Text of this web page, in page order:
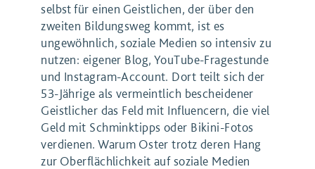
selbst für einen Geistlichen, der über den
zweiten Bildungsweg kommt, ist es
ungewöhnlich, soziale Medien so intensiv zu
nutzen: eigener Blog, YouTube-Fragestunde
und Instagram-Account. Dort teilt sich der
53-Jährige als vermeintlich bescheidener
Geistlicher das Feld mit Influencern, die viel
Geld mit Schminktipps oder Bikini-Fotos
verdienen. Warum Oster trotz deren Hang
zur Oberflächlichkeit auf soziale Medien